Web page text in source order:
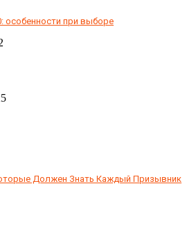
особенности при выборе
Должен Знать Каждый Призывник